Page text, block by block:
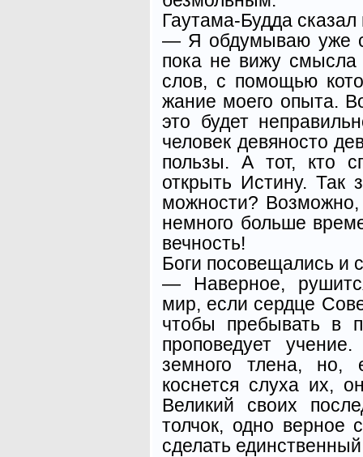
Гаутама-Будда
— Я обдумываю уже
пока не вижу смысла
слов, с помощью
жание моего опыта.
это будет
человек девяносто
пользы. А тот, кто
открыть Истину. Так
можности?
немного больше
вечность!
Боги посовещались и
— Наверное,
мир, если сердце
чтобы пребывать в
про­поведует
земного тле­на, но,
коснется слуха их,
Великий своих
толчок, одно
сделать